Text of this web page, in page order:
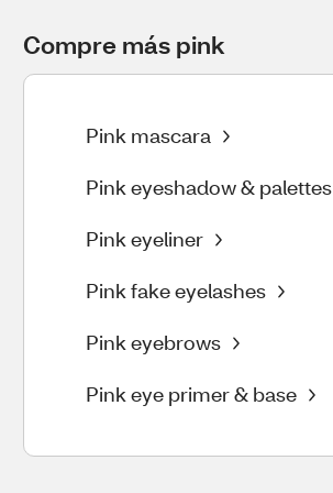
Compre más pink
Pink mascara
Pink eyeshadow & palettes
Pink eyeliner
Pink fake eyelashes
Pink eyebrows
Pink eye primer & base